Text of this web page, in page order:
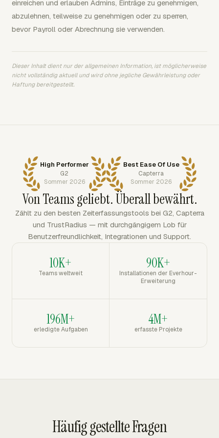
einreichen und erlauben Admins, Einträge zu genehmigen,
abzulehnen, teilweise zu genehmigen oder zu sperren,
bevor Payroll oder Abrechnung sie verwenden.
Dieser Inhalt dient nur der allgemeinen Information, ist möglicherweise
nicht vollständig aktuell und wird ohne jegliche Gewährleistung oder
Haftung bereitgestellt.
High Performer
G2
Sommer 2026
Best Ease Of Use
Capterra
Sommer 2026
Von Teams geliebt. Überall bewährt.
Zählt zu den besten Zeiterfassungstools bei G2, Capterra
und TrustRadius — mit durchgängigem Lob für
Benutzerfreundlichkeit, Integrationen und Support.
10K+
Teams weltweit
90K+
Installationen der Everhour-
Erweiterung
196M+
erledigte Aufgaben
4M+
erfasste Projekte
Häufig gestellte Fragen